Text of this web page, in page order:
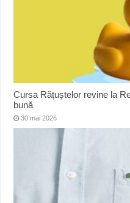
Cursa Rățuștelor revine la
bună
30 mai 2026